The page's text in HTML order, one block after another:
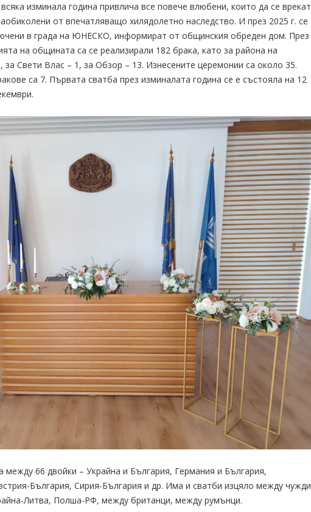
изминала година привлича все повече влюбени, които да се врекат
от впечатляващо хилядолетно наследство. И през 2025 г. се
в града на ЮНЕСКО, информират от общинския обреден дом. През
на общината са се реализирали 182 брака, като за района на
Свети Влас – 1, за Обзор – 13. Изнесените церемонии са около 35.
са 7. Първата сватба през изминалата година се е състояла на 12
между 66 двойки – Украйна и България, Германия и България,
България, Сирия-България и др. Има и сватби изцяло между чужди
Литва, Полша-РФ, между британци, между румънци.